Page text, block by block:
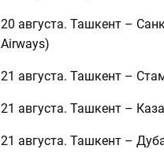
20 августа. Ташкент –
Airways)
21 августа. Ташкент –
21 августа. Ташкент –
21 августа. Ташкент –